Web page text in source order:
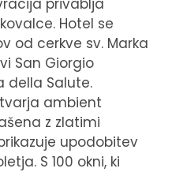
privablja
Hotel se
od cerkve sv. Marka
San Giorgio
della Salute.
ambient
z zlatimi
upodobitev
S 100 okni, ki